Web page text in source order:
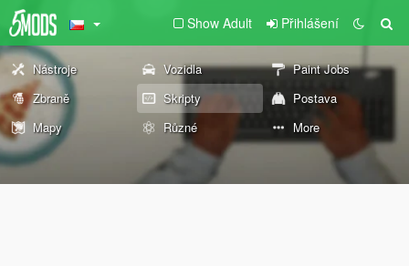
Show Adult Přihlášení
Nástroje Vozidla
Paint Jobs
Zbraně
Skripty
Postava
Mapy
Různé More